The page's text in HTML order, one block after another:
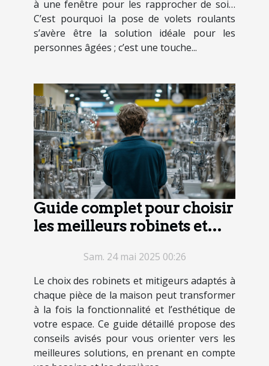
à une fenêtre pour les rapprocher de soi…
C’est pourquoi la pose de volets roulants
s’avère être la solution idéale pour les
personnes âgées ; c’est une touche...
Guide complet pour choisir
les meilleurs robinets et
Sam. 24 mai 2025 00:26
Le choix des robinets et mitigeurs adaptés à
chaque pièce de la maison peut transformer
à la fois la fonctionnalité et l’esthétique de
votre espace. Ce guide détaillé propose des
conseils avisés pour vous orienter vers les
meilleures solutions, en prenant en compte